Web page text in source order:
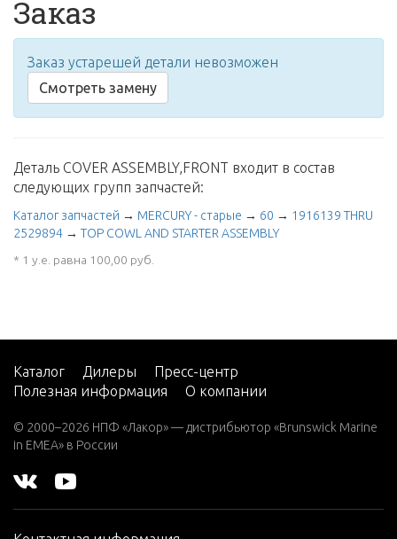
Заказ
Заказ устарешей детали невозможен
Смотреть замену
Деталь COVER ASSEMBLY,FRONT входит в состав
следующих групп запчастей:
Каталог запчастей → MERCURY - старые → 60 → 1916139 THRU
2529894 → TOP COWL AND STARTER ASSEMBLY
* 1 у.е. равна 100,00 руб.
Каталог Дилеры
Пресс-центр
Полезная информация
О компании
© 2000–2026 НПФ «Лакор» — дистрибьютор «Brunswick Marine
in EMEA» в России